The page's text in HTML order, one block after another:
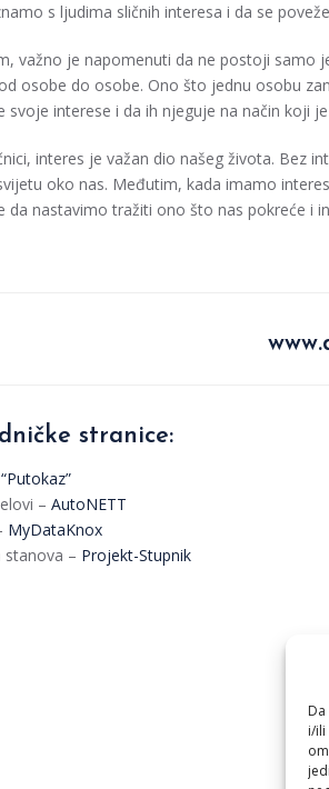
i/ili
s ljudima sličnih interesa i da se
važno je napomenuti da ne postoji samo
osobe do osobe. Ono što jednu osobu
svoje interese i da ih njeguje na način koji
interes je važan dio našeg života. Bez
oko nas. Međutim, kada imamo
da nastavimo tražiti ono što nas pokreće i
stranice:
– AutoNETT
MyDataKnox
stanova – Projekt-Stupnik